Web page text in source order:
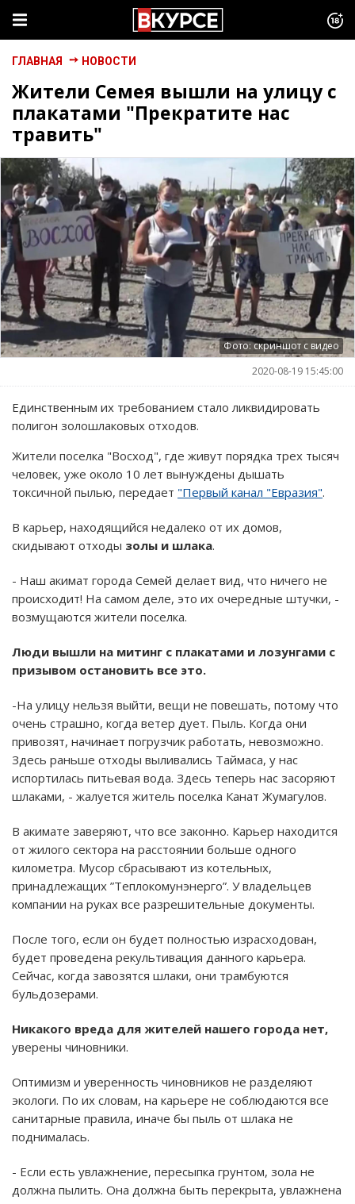
ГЛАВНАЯ НОВОСТИ
Жители Семея вышли на улицу с
плакатами "Прекратите нас
травить"
Фото: скриншот с видео
2020-08-19 15:45:00
Единственным их требованием стало ликвидировать
полигон золошлаковых отходов.
Жители поселка "Восход", где живут порядка трех тысяч
человек, уже около 10 лет вынуждены дышать
токсичной пылью, передает "Первый канал "Евразия".
В карьер, находящийся недалеко от их домов,
скидывают отходы золы и шлака.
- Наш акимат города Семей делает вид, что ничего не
происходит! На самом деле, это их очередные штучки, -
возмущаются жители поселка.
Люди вышли на митинг с плакатами и лозунгами с
призывом остановить все это.
-На улицу нельзя выйти, вещи не повешать, потому что
очень страшно, когда ветер дует. Пыль. Когда они
привозят, начинает погрузчик работать, невозможно.
Здесь раньше отходы выливались Таймаса, у нас
испортилась питьевая вода. Здесь теперь нас засоряют
шлаками, - жалуется житель поселка Канат Жумагулов.
В акимате заверяют, что все законно. Карьер находится
от жилого сектора на расстоянии больше одного
километра. Мусор сбрасывают из котельных,
принадлежащих ”Теплокомунэнерго”. У владельцев
компании на руках все разрешительные документы.
После того, если он будет полностью израсходован,
будет проведена рекультивация данного карьера.
Сейчас, когда завозятся шлаки, они трамбуются
бульдозерами.
Никакого вреда для жителей нашего города нет,
уверены чиновники.
Оптимизм и уверенность чиновников не разделяют
экологи. По их словам, на карьере не соблюдаются все
санитарные правила, иначе бы пыль от шлака не
поднималась.
- Если есть увлажнение, пересыпка грунтом, зола не
должна пылить. Она должна быть перекрыта, увлажнена